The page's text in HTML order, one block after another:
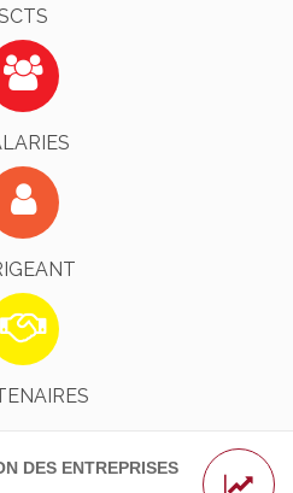
Vous !
PLUS
Vous !
PLUS
Partenaires
PLUS
DES ENTREPRISES